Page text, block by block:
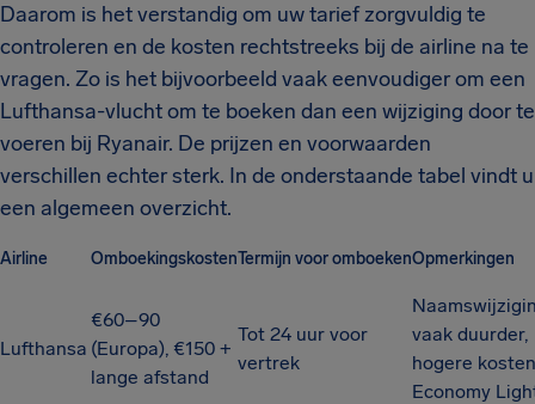
Daarom is het verstandig om uw tarief zorgvuldig te
controleren en de kosten rechtstreeks bij de airline na te
vragen. Zo is het bijvoorbeeld vaak eenvoudiger om een
Lufthansa-vlucht om te boeken dan een wijziging door te
voeren bij Ryanair. De prijzen en voorwaarden
verschillen echter sterk. In de onderstaande tabel vindt u
een algemeen overzicht.
Airline OmboekingskostenTermijn voor omboekenOpmerkingen
Lufthansa
€60–90
(Europa), €150 +
lange afstand
Tot 24 uur voor
vertrek
vaak duurder,
hogere
Economy